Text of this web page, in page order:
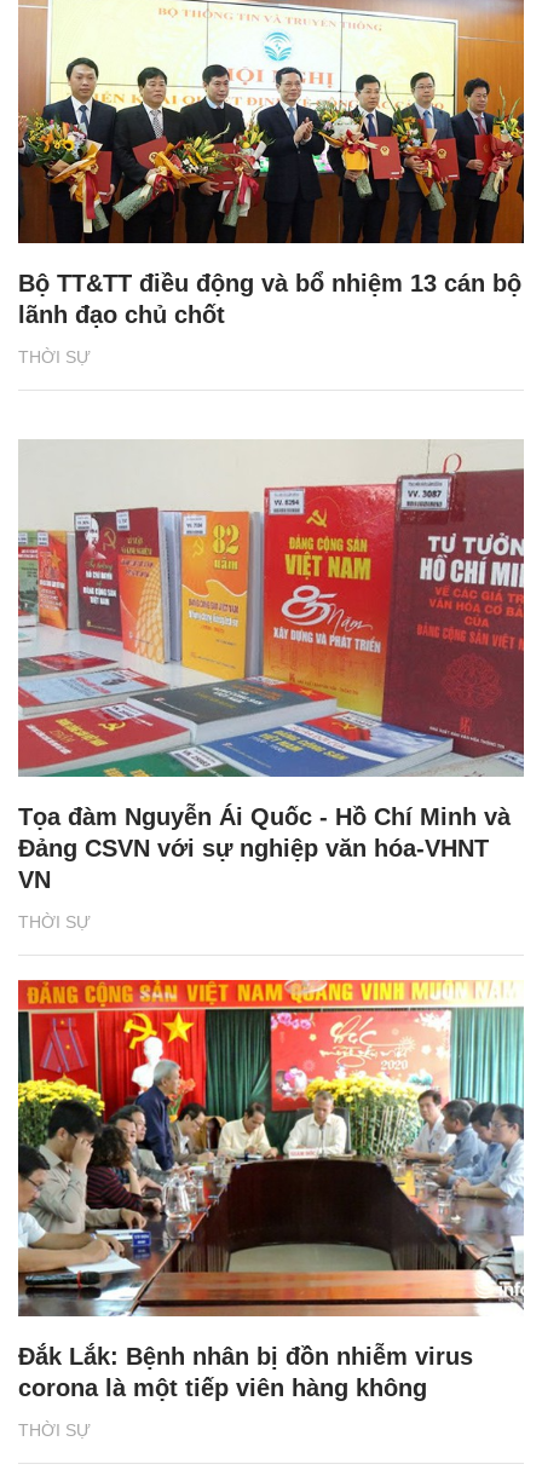
THỜI SỰ
Bộ TT&TT điều động và bổ nhiệm 13 cán bộ
lãnh đạo chủ chốt
THỜI SỰ
Tọa đàm Nguyễn Ái Quốc - Hồ Chí Minh và
Đảng CSVN với sự nghiệp văn hóa-VHNT
VN
THỜI SỰ
Đắk Lắk: Bệnh nhân bị đồn nhiễm virus
corona là một tiếp viên hàng không